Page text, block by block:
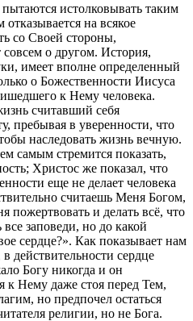
истолковывать таким
на всякое
со Своей стороны,
о другом. История,
имеет вполне определенный
о Божественности Иисуса
к Нему человека.
считавший себя
пребывая в уверенности, что
наследовать жизнь вечную.
самым стремится показать,
Христос же показал, что
еще не делает человека
считаешь Меня Богом,
пожертвовать и делать всё, что
заповеди, но до какой
сердце?». Как показывает нам
действительности сердце
Богу никогда и он
к Нему даже стоя перед Тем,
но предпочел остаться
религии, но не Бога.